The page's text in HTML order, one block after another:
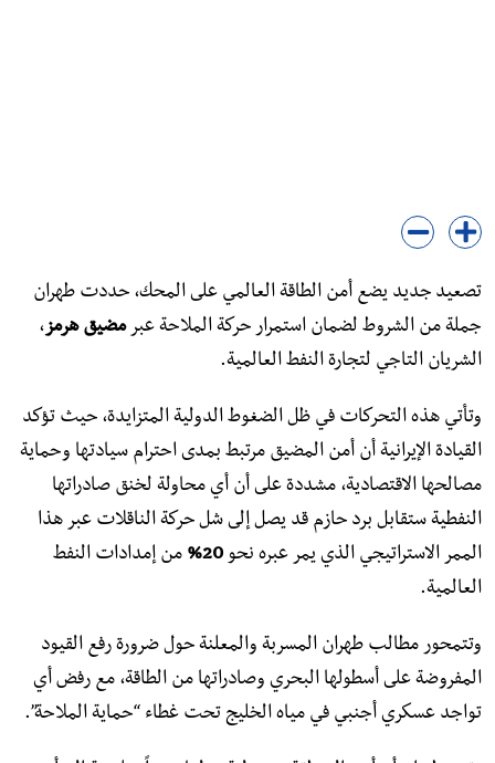
تصعيد جديد يضع أمن الطاقة العالمي على المحك، حددت طهران
جملة من الشروط لضمان استمرار حركة الملاحة عبرمضيق هرمز،
الشريان التاجي لتجارة النفط العالمية.
وتأتي هذه التحركات في ظل الضغوط الدولية المتزايدة، حيث تؤكد
القيادة الإيرانية أن أمن المضيق مرتبط بمدى احترام سيادتها وحماية
مصالحها الاقتصادية، مشددة على أن أي محاولة لخنق صادراتها
النفطية ستقابل برد حازم قد يصل إلى شل حركة الناقلات عبر هذا
الممر الاستراتيجي الذي يمر عبره نحو 20%
من إمدادات النفط
العالمية.
​وتتمحور مطالب طهران المسربة والمعلنة حول ضرورة رفع القيود
المفروضة على أسطولها البحري وصادراتها من الطاقة، مع رفض أي
تواجد عسكري أجنبي في مياه الخليج تحت غطاء “حماية الملاحة”.